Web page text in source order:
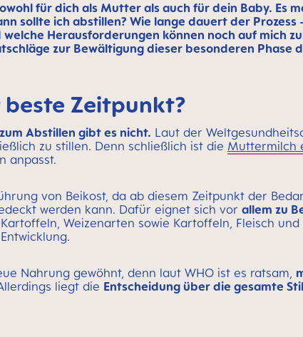
für dich als Mutter als auch für dein Baby. Es
sollte ich abstillen? Wie lange dauert der
Herausforderungen können noch auf mich
zur Bewältigung dieser besonderen
Zeitpunkt?
Abstillen gibt es nicht. Laut der
zu stillen. Denn schließlich ist die Muttermilch
anpasst.
von Beikost, da ab diesem Zeitpunkt der
werden kann. Dafür eignet sich vor allem zu
Weizenarten sowie Kartoffeln, Fleisch
Nahrung gewöhnt, denn laut WHO ist es ratsam,
liegt die Entscheidung über die gesamte